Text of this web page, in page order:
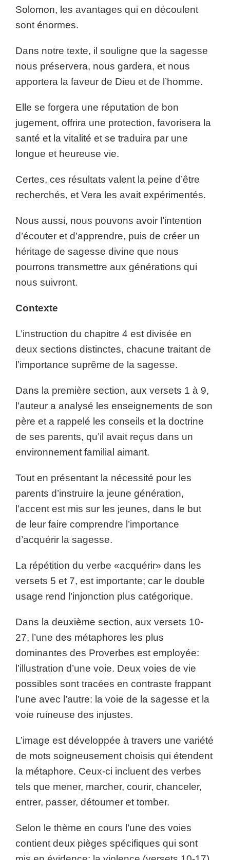
Solomon, les avantages qui en découlent
sont énormes.
Dans notre texte, il souligne que la sagesse
nous préservera, nous gardera, et nous
apportera la faveur de Dieu et de l’homme.
Elle se forgera une réputation de bon
jugement, offrira une protection, favorisera la
santé et la vitalité et se traduira par une
longue et heureuse vie.
Certes, ces résultats valent la peine d’être
recherchés, et Vera les avait expérimentés.
Nous aussi, nous pouvons avoir l’intention
d’écouter et d’apprendre, puis de créer un
héritage de sagesse divine que nous
pourrons transmettre aux générations qui
nous suivront.
Contexte
L’instruction du chapitre 4 est divisée en
deux sections distinctes, chacune traitant de
l’importance suprême de la sagesse.
Dans la première section, aux versets 1 à 9,
l’auteur a analysé les enseignements de son
père et a rappelé les conseils et la doctrine
de ses parents, qu’il avait reçus dans un
environnement familial aimant.
Tout en présentant la nécessité pour les
parents d’instruire la jeune génération,
l’accent est mis sur les jeunes, dans le but
de leur faire comprendre l’importance
d’acquérir la sagesse.
La répétition du verbe «acquérir» dans les
versets 5 et 7, est importante; car le double
usage rend l’injonction plus catégorique.
Dans la deuxième section, aux versets 10-
27, l’une des métaphores les plus
dominantes des Proverbes est employée:
l’illustration d’une voie. Deux voies de vie
possibles sont tracées en contraste frappant
l’une avec l’autre: la voie de la sagesse et la
voie ruineuse des injustes.
L’image est développée à travers une variété
de mots soigneusement choisis qui étendent
la métaphore. Ceux-ci incluent des verbes
tels que mener, marcher, courir, chanceler,
entrer, passer, détourner et tomber.
Selon le thème en cours l’une des voies
contient deux pièges spécifiques qui sont